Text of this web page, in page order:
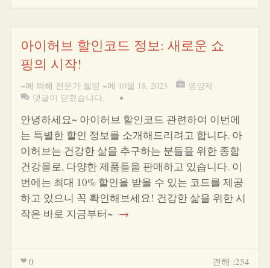
아이허브 할인코드 정보: 새로운 쇼
핑의 시작!
~에 의해 전문가 웰빙 ~에 10월 18, 2023
영양제
댓글이 닫혔습니다.
•
안녕하세요~ 아이허브 할인코드 관련하여 이번에
는 특별한 할인 정보를 소개해드리려고 합니다. 아
이허브는 건강한 삶을 추구하는 분들을 위한 종합
건강몰로, 다양한 제품들을 판매하고 있습니다. 이
번에는 최대 10% 할인을 받을 수 있는 코드를 제공
하고 있으니 꼭 확인해보세요! 건강한 삶을 위한 시
작은 바로 지금부터~ →
0 견해 :254